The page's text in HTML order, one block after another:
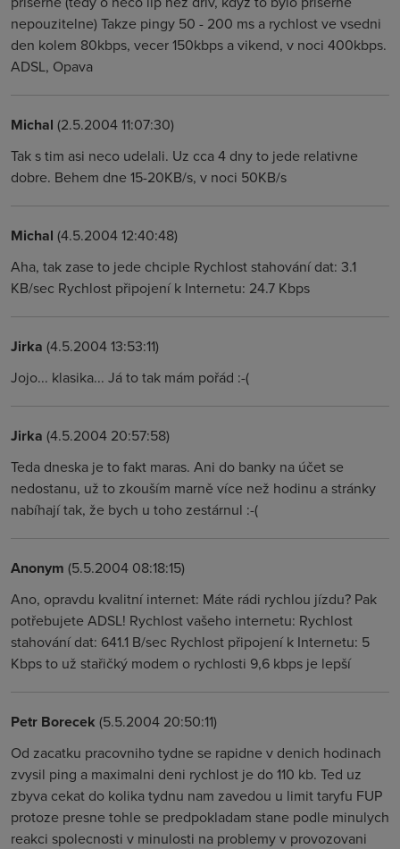
nepouzitelne) Takze pingy 50 - 200 ms a rychlost ve vsedni
den kolem 80kbps, vecer 150kbps a vikend, v noci 400kbps.
ADSL, Opava
Michal (2.5.2004 11:07:30)
Tak s tim asi neco udelali. Uz cca 4 dny to jede relativne
dobre. Behem dne 15-20KB/s, v noci 50KB/s
Michal (4.5.2004 12:40:48)
Aha, tak zase to jede chciple Rychlost stahování dat: 3.1
KB/sec Rychlost připojení k Internetu: 24.7 Kbps
Jirka (4.5.2004 13:53:11)
Jojo... klasika... Já to tak mám pořád :-(
Jirka (4.5.2004 20:57:58)
Teda dneska je to fakt maras. Ani do banky na účet se
nedostanu, už to zkouším marně více než hodinu a stránky
nabíhají tak, že bych u toho zestárnul :-(
Anonym (5.5.2004 08:18:15)
Ano, opravdu kvalitní internet: Máte rádi rychlou jízdu? Pak
potřebujete ADSL! Rychlost vašeho internetu: Rychlost
stahování dat: 641.1 B/sec Rychlost připojení k Internetu: 5
Kbps to už stařičký modem o rychlosti 9,6 kbps je lepší
Petr Borecek (5.5.2004 20:50:11)
Od zacatku pracovniho tydne se rapidne v denich hodinach
zvysil ping a maximalni deni rychlost je do 110 kb. Ted uz
zbyva cekat do kolika tydnu nam zavedou u limit taryfu FUP
protoze presne tohle se predpokladam stane podle minulych
reakci spolecnosti v minulosti na problemy v provozovani